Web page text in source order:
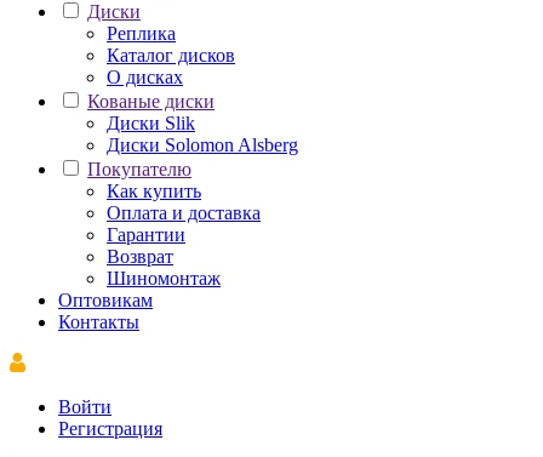
Диски
Реплика
Каталог дисков
О дисках
Кованые диски
Диски Slik
Диски Solomon Alsberg
Покупателю
Как купить
Оплата и доставка
Гарантии
Возврат
Шиномонтаж
Оптовикам
Контакты
Войти
Регистрация